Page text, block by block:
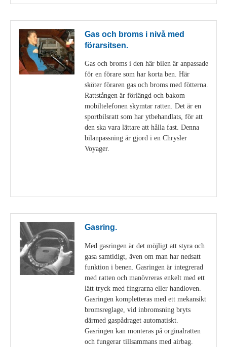
Gas och broms i nivå med
förarsitsen.
Gas och broms i den här bilen är anpassade
för en förare som har korta ben. Här
sköter föraren gas och broms med fötterna.
Rattstången är förlängd och bakom
mobiltelefonen skymtar ratten. Det är en
sportbilsratt som har ytbehandlats, för att
den ska vara lättare att hålla fast. Denna
bilanpassning är gjord i en Chrysler
Voyager.
Gasring.
Med gasringen är det möjligt att styra och
gasa samtidigt, även om man har nedsatt
funktion i benen. Gasringen är integrerad
med ratten och manövreras enkelt med ett
lätt tryck med fingrarna eller handloven.
Gasringen kompletteras med ett mekansikt
bromsreglage, vid inbromsning bryts
därmed gaspådraget automatiskt.
Gasringen kan monteras på orginalratten
och fungerar tillsammans med airbag.